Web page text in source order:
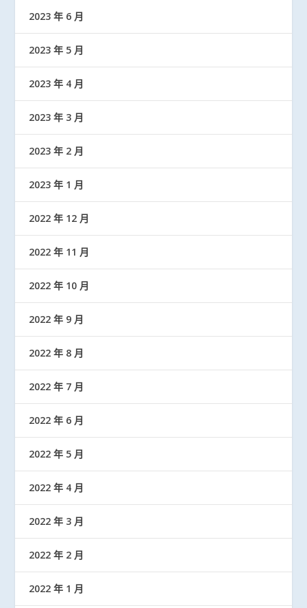
2023 年 6 月
2023 年 5 月
2023 年 4 月
2023 年 3 月
2023 年 2 月
2023 年 1 月
2022 年 12 月
2022 年 11 月
2022 年 10 月
2022 年 9 月
2022 年 8 月
2022 年 7 月
2022 年 6 月
2022 年 5 月
2022 年 4 月
2022 年 3 月
2022 年 2 月
2022 年 1 月